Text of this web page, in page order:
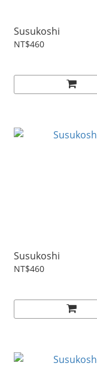
Susukoshi
NT$460
Susukoshi
NT$460